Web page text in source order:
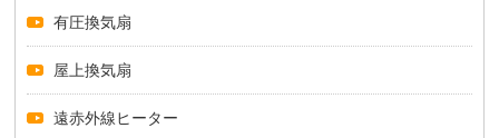
有圧換気扇
屋上換気扇
遠赤外線ヒーター